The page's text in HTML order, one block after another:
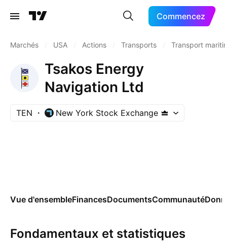
Commencez
Marchés USA Actions Transports Transport
Tsakos Energy
Navigation Ltd
TEN New York Stock Exchange
Vue d'ensembleFinancesDocumentsCommunauté
Fondamentaux et statistiques